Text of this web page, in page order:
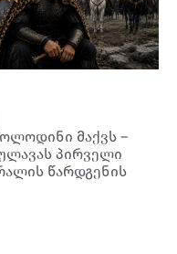
მაქვს –
პირველი
წარდგენის